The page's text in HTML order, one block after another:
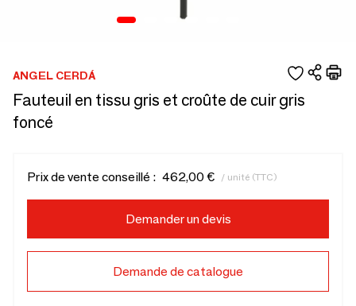
ANGEL CERDÁ
Fauteuil en tissu gris et croûte de cuir gris
foncé
Prix de vente conseillé : 462,00 € / unité (TTC)
Demander un devis
Demande de catalogue